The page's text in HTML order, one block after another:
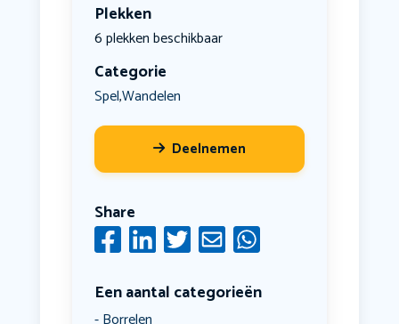
Plekken
6 plekken beschikbaar
Categorie
Spel,Wandelen
Deelnemen
Share
Een aantal categorieën